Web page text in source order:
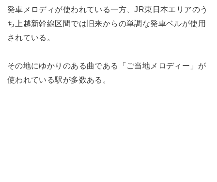
発車メロディが使われている一方、JR東日本エリアのう
ち上越新幹線区間では旧来からの単調な発車ベルが使用
されている。
その地にゆかりのある曲である「ご当地メロディー」が
使われている駅が多数ある。